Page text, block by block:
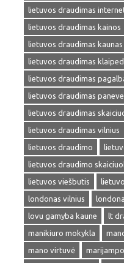
lietuvos draudimas
lietuvos draudimas kainos
lietuvos draudimas kaunas
lietuvos draudimas
lietuvos draudimas
lietuvos draudimas
lietuvos draudimas
lietuvos draudimas vilnius
lietuvos draudimo
lietuvos draudimo
lietuvos viešbutis
londonas vilnius
lovu gamyba kaune
lt
manikiuro mokykla
mano virtuvė